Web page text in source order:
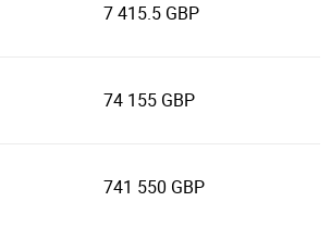
7 415.5 GBP
74 155 GBP
741 550 GBP